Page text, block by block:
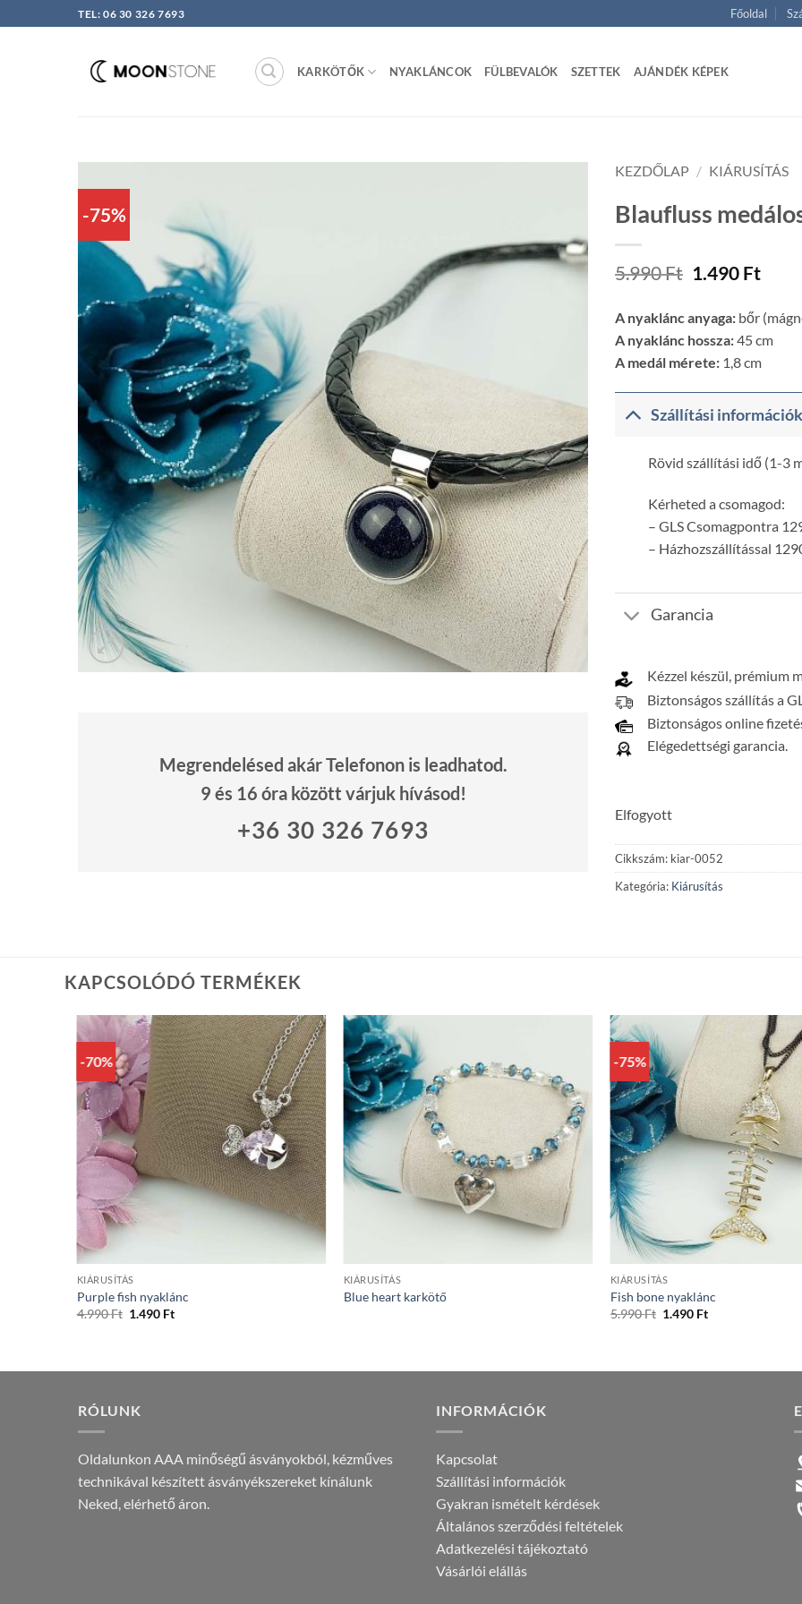
to
TEL: 06 30 326 7693 Főoldal
KARKÖTŐK NYAKLÁNCOK FÜLBEVALÓK SZETTEK AJÁNDÉK KÉPEK
-75%
Megrendelésed akár Telefonon is leadhatod.
9 és 16 óra között várjuk hívásod!
+36 30 326 7693
KEZDŐLAP / KIÁRUSÍTÁS
Blaufluss
5.990Ft Original
5.990 Ft.
1.490 Ft
is:
A nyaklánc anyaga: bőr
A nyaklánc hossza:45 cm
A medál mérete: 1,8 cm
Szállítási
Rövid szállítási idő (1-3
Kérheted a csomagod:
– GLS Csomagpontra
– Házhozszállítással
Garancia
Kézzel készül, prémium
Biztonságos szállítás a
Biztonságos online
Elégedettségi garancia.
Elfogyott
Cikkszám: kiar-0052
Kategória: Kiárusítás
KAPCSOLÓDÓ TERMÉKEK
-70%
+
KIÁRUSÍTÁS
Purple fish nyaklánc
4.990Ft Original
1.490 FtCurrent
KIÁRUSÍTÁS
Blue heart karkötő
-75%
+
KIÁRUSÍTÁS
Fish bone nyaklánc
5.990Ft Original
1.490 FtCurrent
RÓLUNK
Oldalunkon AAA minőségű ásványokból, kézműves
technikával készített ásványékszereket kínálunk
Neked, elérhető áron.
INFORMÁCIÓK
Kapcsolat
Szállítási információk
Gyakran ismételt kérdések
Általános szerződési feltételek
Adatkezelési tájékoztató
Vásárlói elállás